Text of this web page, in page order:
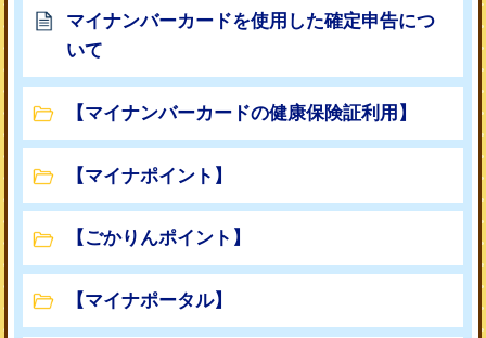
マイナンバーカードを使用した確定申告につ
いて
【マイナンバーカードの健康保険証利用】
【マイナポイント】
【ごかりんポイント】
【マイナポータル】